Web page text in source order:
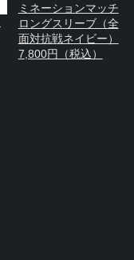
ミネーションマッチ
ロングスリーブ（全
面対抗戦ネイビー）
7,800円（税込）